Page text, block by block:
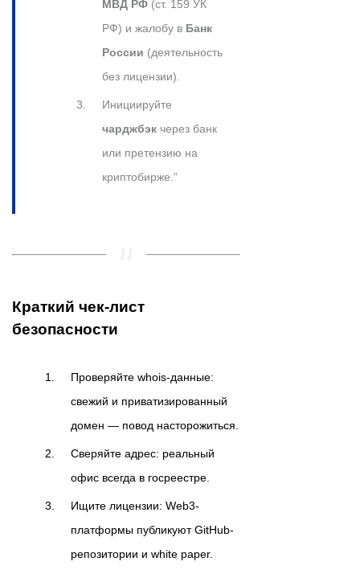
МВД РФ (ст. 159 УК
РФ) и жалобу в Банк
России (деятельность
без лицензии).
Инициируйте
чарджбэк через банк
или претензию на
криптобирже.”
Краткий чек-лист
безопасности
Проверяйте whois-данные:
свежий и приватизированный
домен — повод насторожиться.
Сверяйте адрес: реальный
офис всегда в госреестре.
Ищите лицензии: Web3-
платформы публикуют GitHub-
репозитории и white paper.